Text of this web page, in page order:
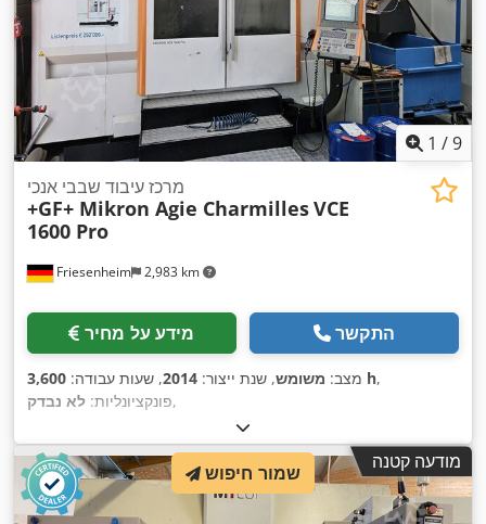
1 /9
Friesenheim 2,983 km
מרכז עיבוד שבבי אנכי
+GF+ Mikron Agie CharmillesVCE
1600 Pro
מידע על מחיר התקשר
מצב: משומש, שנת ייצור: 2014, שעות עבודה: 3,600 h,
פונקציונליות: לא נבדק ,
מודעה קטנה שמור חיפוש